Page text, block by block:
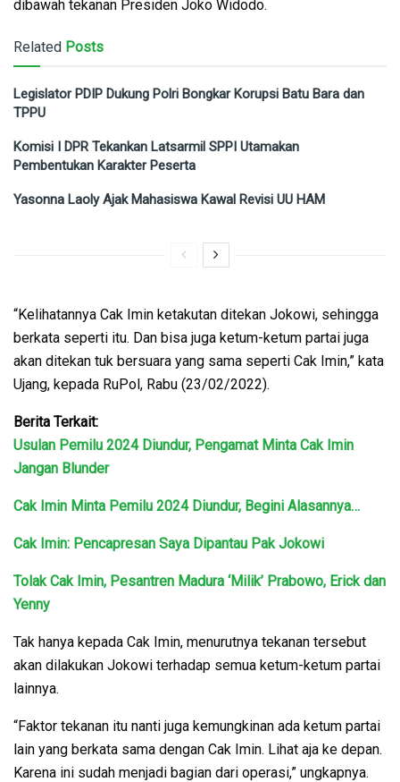
dibawah tekanan Presiden Joko Widodo.
Related Posts
Legislator PDIP Dukung Polri Bongkar Korupsi Batu Bara dan
TPPU
Komisi I DPR Tekankan Latsarmil SPPI Utamakan
Pembentukan Karakter Peserta
Yasonna Laoly Ajak Mahasiswa Kawal Revisi UU HAM
“Kelihatannya Cak Imin ketakutan ditekan Jokowi, sehingga
berkata seperti itu. Dan bisa juga ketum-ketum partai juga
akan ditekan tuk bersuara yang sama seperti Cak Imin,” kata
Ujang, kepada RuPol, Rabu (23/02/2022).
Berita Terkait:
Usulan Pemilu 2024 Diundur, Pengamat Minta Cak Imin
Jangan Blunder
Cak Imin Minta Pemilu 2024 Diundur, Begini Alasannya…
Cak Imin: Pencapresan Saya Dipantau Pak Jokowi
Tolak Cak Imin, Pesantren Madura ‘Milik’ Prabowo, Erick dan
Yenny
Tak hanya kepada Cak Imin, menurutnya tekanan tersebut
akan dilakukan Jokowi terhadap semua ketum-ketum partai
lainnya.
“Faktor tekanan itu nanti juga kemungkinan ada ketum partai
lain yang berkata sama dengan Cak Imin. Lihat aja ke depan.
Karena ini sudah menjadi bagian dari operasi,” ungkapnya.